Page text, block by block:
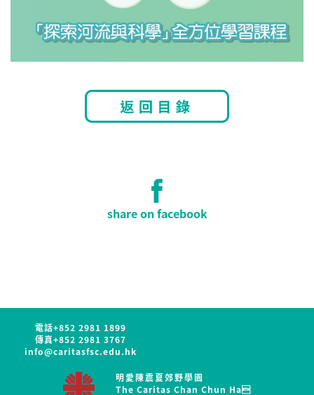
share on facebook
電話+852 2981 1899
傳真+852 2981 3767
info@caritasfsc.edu.hk
明愛陳震夏郊野學園
The Caritas Chan Chun Ha